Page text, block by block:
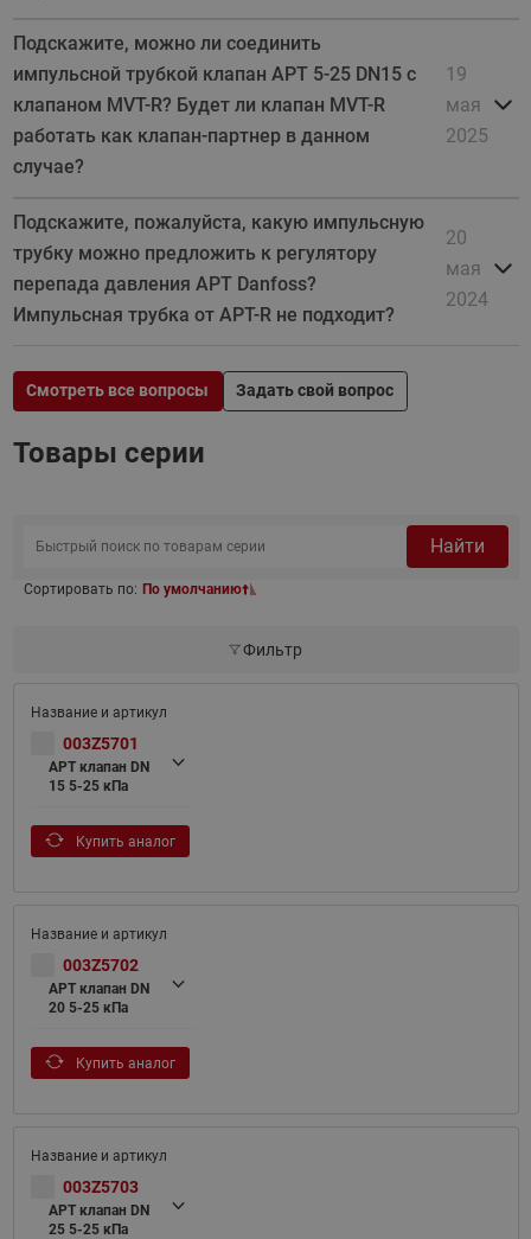
Подскажите, можно ли соединить
импульсной трубкой клапан APT 5-25 DN15 с
клапаном MVT-R? Будет ли клапан MVT-R
работать как клапан-партнер в данном
случае?
19
мая
2025
Подскажите, пожалуйста, какую импульсную
трубку можно предложить к регулятору
перепада давления APT Danfoss?
Импульсная трубка от APT-R не подходит?
20
мая
2024
Смотреть все вопросы Задать свой вопрос
Товары серии
Найти
Сортировать по: По умолчанию
Фильтр
003Z5701
APT клапан DN
15 5-25 кПа
Купить аналог
003Z5702
APT клапан DN
20 5-25 кПа
Купить аналог
003Z5703
APT клапан DN
25 5-25 кПа